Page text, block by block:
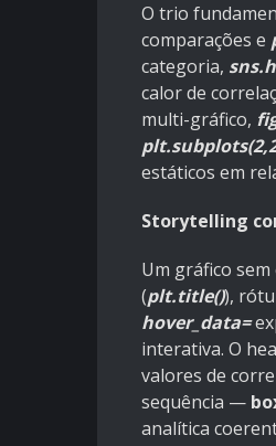
O trio
comparações e
categoria,
calor de
multi-gráfico,
estáticos em
Storytelling
Um gráfico
(plt.title()),
hover_data=
interativa. O
valores de
sequência —
analítica